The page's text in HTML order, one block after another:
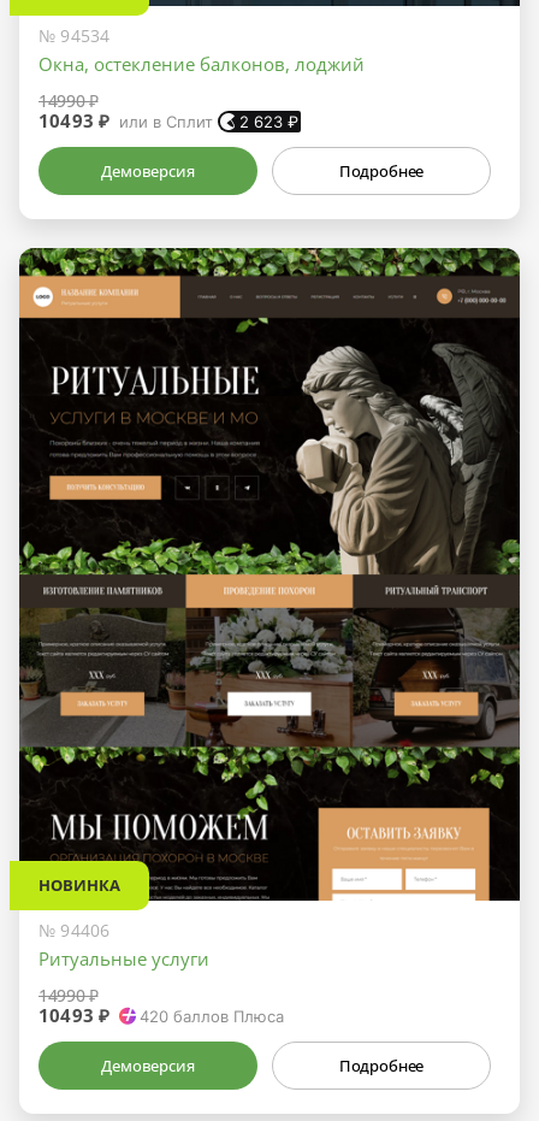
№ 94534
Окна, остекление балконов, лоджий
14990 ₽
10493 ₽ или в Сплит 2 623 ₽
Демоверсия Подробнее
НОВИНКА
№ 94406
Ритуальные услуги
14990 ₽
10493 ₽ 420 баллов Плюса
Демоверсия Подробнее